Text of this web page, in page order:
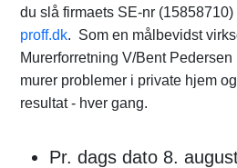
du slå firmaets SE-nr
proff.dk. Som en målbevidst
Murerforretning V/Bent
murer problemer i private hjem
resultat - hver gang.
Pr. dags dato 8.